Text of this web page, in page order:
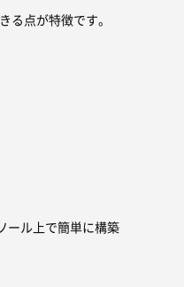
る点が特徴です。
ール上で簡単に構築